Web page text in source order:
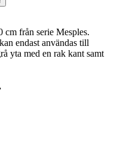
från serie Mesples.
endast användas till
yta med en rak kant samt